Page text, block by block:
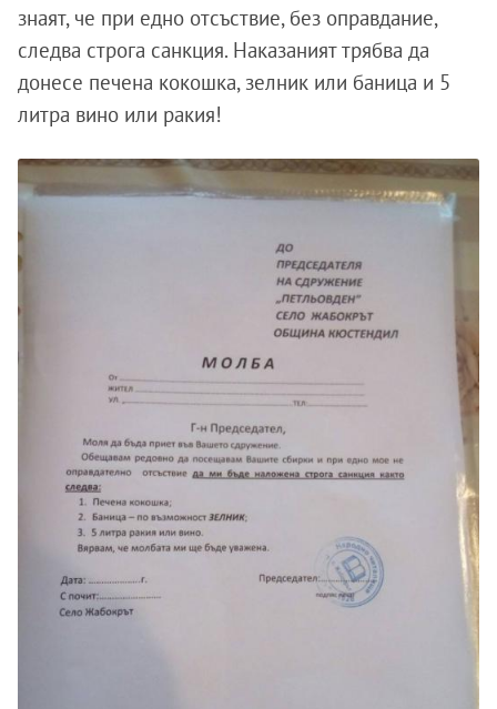
знаят, че при едно отсъствие, без оправдание,
следва строга санкция. Наказаният трябва да
донесе печена кокошка, зелник или баница и 5
литра вино или ракия!